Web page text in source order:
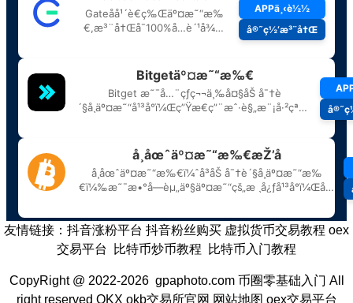
友情链接： 抖音涨粉平台 抖音粉丝购买 虚拟货币交易教程 oex
交易平台
比特币炒币教程 比特币入门教程
CopyRight @ 2022-2026 gpaphoto.com 币圈零基础入门 All
right reserved OKX okb交易所官网 网站地图 oex交易平台